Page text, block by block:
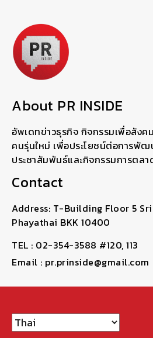
About PR INSIDE
อัพเดทข่าวธุรกิจ กิจกรรมเพื่อสังค
คนรุ่นใหม่ เพื่อประโยชน์ต่อการพัฒ
ประชาสัมพันธ์และกิจกรรมการตลา
Contact
Address: T-Building Floor 5
Phayathai BKK 10400
TEL : 02-354-3588 #120, 113
Email : pr.prinside@gmail.com